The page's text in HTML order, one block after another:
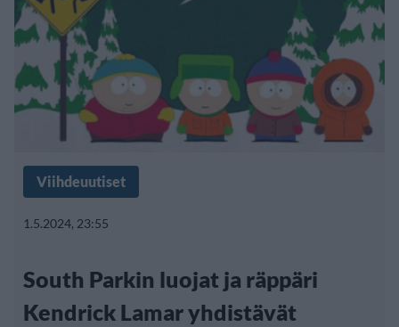
Viihdeuutiset
1.5.2024, 23:55
South Parkin luojat ja räppäri
Kendrick Lamar yhdistävät